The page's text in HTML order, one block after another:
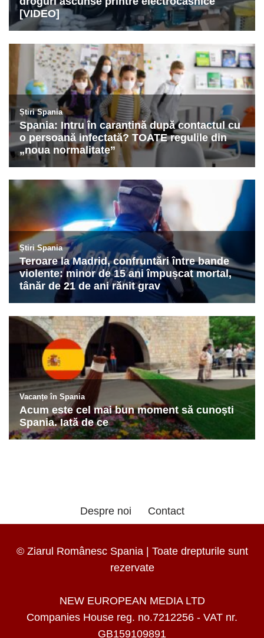
Despre noi Contact
© Ziarul Românesc Spania | Toate drepturile sunt
rezervate
NEW EUROPEAN MEDIA LTD
Companies House reg. no.7212256 - VAT nr.
GB159109891